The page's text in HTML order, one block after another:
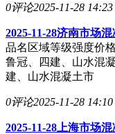
0评论2025-11-28 14:23
2025-11-28济南市场
品名区域等级强度价
鲁冠、四建、山水混
建、山水混凝土市
0评论2025-11-28 14:10
2025-11-28上海市场